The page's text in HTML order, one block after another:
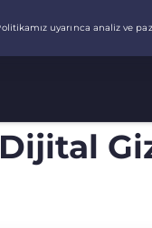
Dijital